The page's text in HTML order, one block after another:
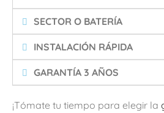
SECTOR O BATERÍA
INSTALACIÓN RÁPIDA
GARANTÍA 3 AÑOS
¡Tómate tu tiempo para elegir la